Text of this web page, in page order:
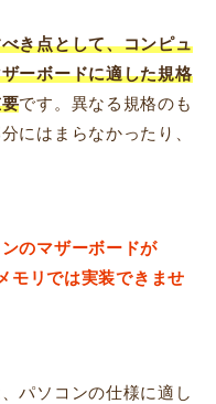
き点として、コンピュ
ーボードに適した規格
です。異なる規格のも
にはまらなかったり、
のマザーボードが
モリでは実装できませ
パソコンの仕様に適し